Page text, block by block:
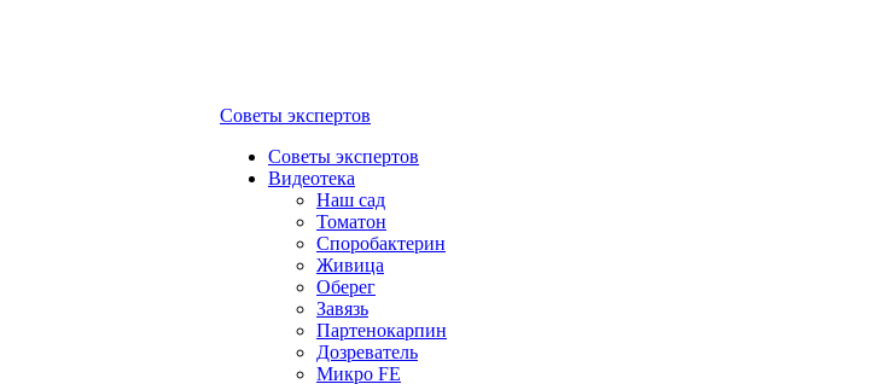
Советы экспертов
Советы экспертов
Видеотека
Наш сад
Томатон
Споробактерин
Живица
Оберег
Завязь
Партенокарпин
Дозреватель
Микро FE